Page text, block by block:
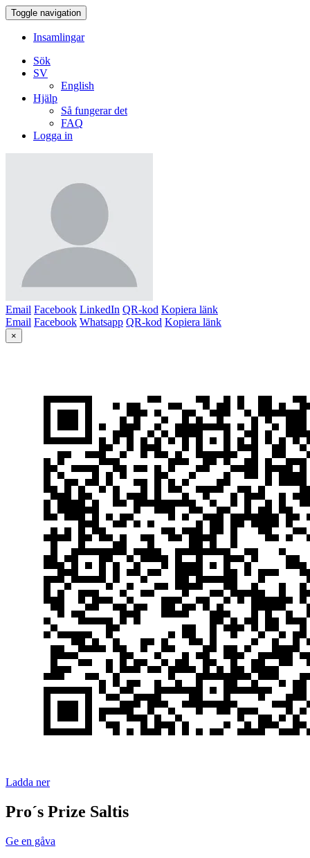
Toggle navigation
Insamlingar
Sök
SV
English
Hjälp
Så fungerar det
FAQ
Logga in
Email Facebook LinkedIn QR-kod Kopiera länk
Email Facebook Whatsapp QR-kod Kopiera länk
×
Ladda ner
Pro´s Prize Saltis
Ge en gåva